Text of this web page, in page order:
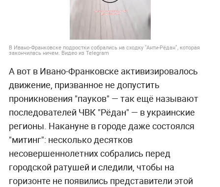
В Ивано-Франковске подростки собрались на сходку "Анти-Рёдан", которая
закончилась ничем. Видео из Telegram
А вот в Ивано-Франковске активизировалось
движение, призванное не допустить
проникновения "пауков" — так ещё называют
последователей ЧВК "Рёдан" — в украинские
регионы. Накануне в городе даже состоялся
"митинг": несколько десятков
несовершеннолетних собрались перед
городской ратушей и следили, чтобы на
горизонте не появились представители этой